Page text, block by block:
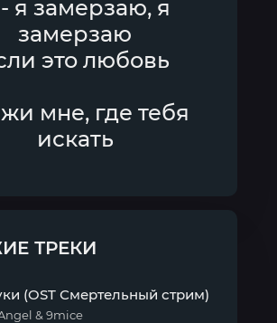
я замерзаю, я
замерзаю
это любовь
мне, где тебя
искать
ТРЕКИ
(OST Смертельный стрим)
& 9mice